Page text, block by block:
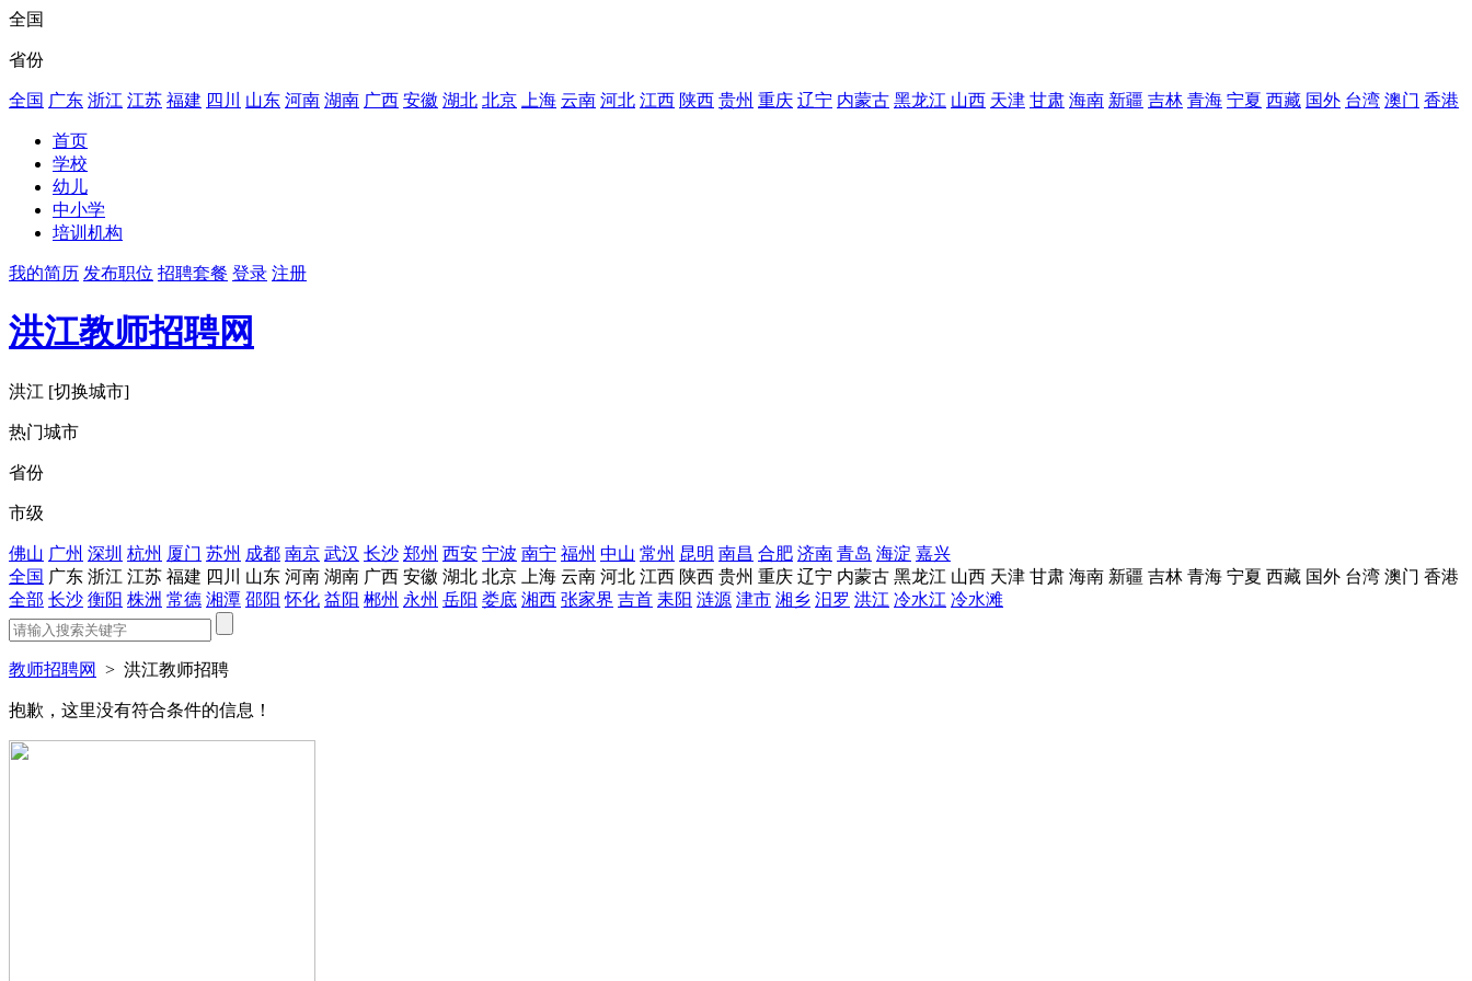
全国
省份
全国 广东 浙江 江苏 福建 四川 山东 河南 湖南 广西 安徽 湖北 北京 上海 云南 河北 江西 陕西 贵州 重庆 辽宁 内蒙古 黑龙江 山西 天津 甘肃 海南 新疆 吉林 青海 宁夏 西藏 国外 台湾 澳门 香港
首页
学校
幼儿
中小学
培训机构
我的简历 发布职位 招聘套餐 登录 注册
洪江教师招聘网
洪江 [切换城市]
热门城市
省份
市级
佛山 广州 深圳 杭州 厦门 苏州 成都 南京 武汉 长沙 郑州 西安 宁波 南宁 福州 中山 常州 昆明 南昌 合肥 济南 青岛 海淀 嘉兴
全国 广东 浙江 江苏 福建 四川 山东 河南 湖南 广西 安徽 湖北 北京 上海 云南 河北 江西 陕西 贵州 重庆 辽宁 内蒙古 黑龙江 山西 天津 甘肃 海南 新疆 吉林 青海 宁夏 西藏 国外 台湾 澳门 香港
全部 长沙 衡阳 株洲 常德 湘潭 邵阳 怀化 益阳 郴州 永州 岳阳 娄底 湘西 张家界 吉首 耒阳 涟源 津市 湘乡 汨罗 洪江 冷水江 冷水滩
教师招聘网 > 洪江教师招聘
抱歉，这里没有符合条件的信息！